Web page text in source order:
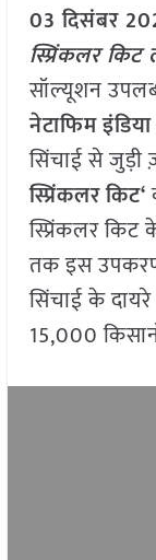
03 दिसंबर
स्प्रिंकलर किट
सॉल्यूशन
नेटाफिमइंडिया
सिंचाई से जुड़ी
स्प्रिंकलरकिट‘
स्प्रिंकलर
तक इस
सिंचाई के
15,000